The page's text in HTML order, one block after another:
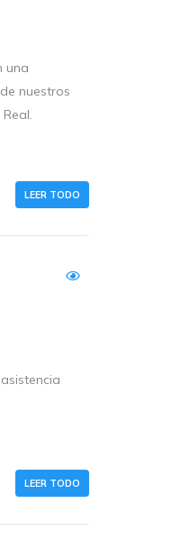
una
nuestros
LEER TODO
LEER TODO